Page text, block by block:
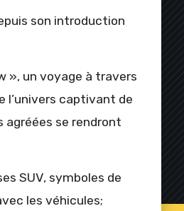
son introduction
», un voyage à travers
l’univers captivant de
agréées se rendront
SUV, symboles de
les véhicules;